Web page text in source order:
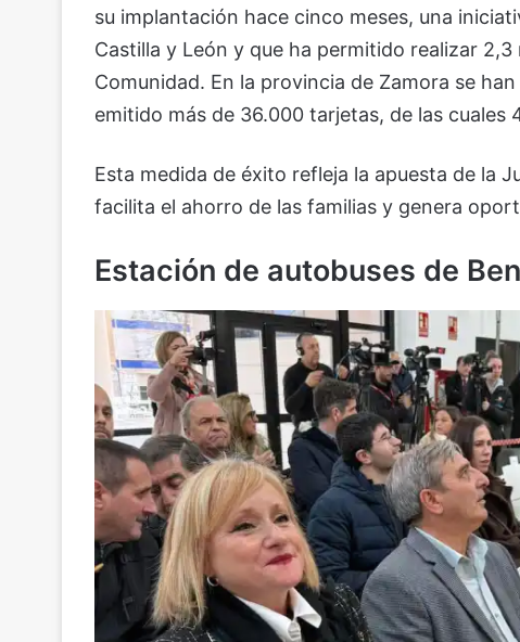
su implantación hace cinco meses, una
Castilla y León y que ha permitido realizar
Comunidad. En la provincia de Zamora se
emitido más de 36.000 tarjetas, de las
Esta medida de éxito refleja la apuesta de la
facilita el ahorro de las familias y genera
Estación de autobuses de